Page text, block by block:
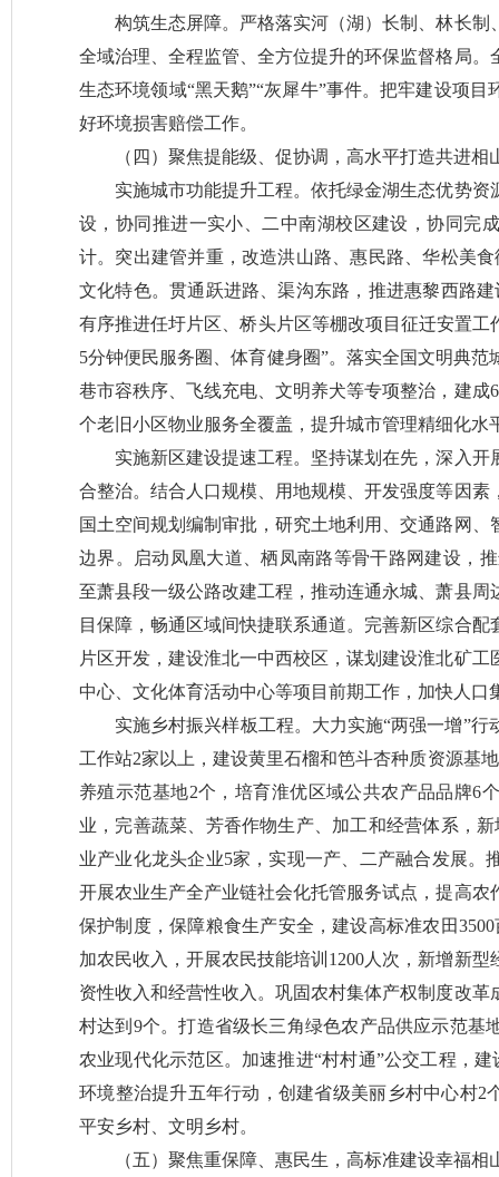
构筑生态屏障。严格落实河（湖）长制、林长
全域治理、全程监管、全方位提升的环保监督格局
生态环境领域“黑天鹅”“灰犀牛”事件。把牢建设项
好环境损害赔偿工作。
（四）聚焦提能级、促协调，高水平打造共进相
实施城市功能提升工程。依托绿金湖生态优势
设，协同推进一实小、二中南湖校区建设，协同完
计。突出建管并重，改造洪山路、惠民路、华松美
文化特色。贯通跃进路、渠沟东路，推进惠黎西路
有序推进任圩片区、桥头片区等棚改项目征迁安置
5分钟便民服务圈、体育健身圈”。落实全国文明典
巷市容秩序、飞线充电、文明养犬等专项整治，建成
个老旧小区物业服务全覆盖，提升城市管理精细化水
实施新区建设提速工程。坚持谋划在先，深入
合整治。结合人口规模、用地规模、开发强度等因
国土空间规划编制审批，研究土地利用、交通路网
边界。启动凤凰大道、栖凤南路等骨干路网建设，
至萧县段一级公路改建工程，推动连通永城、萧县
目保障，畅通区域间快捷联系通道。完善新区综合
片区开发，建设淮北一中西校区，谋划建设淮北矿
中心、文化体育活动中心等项目前期工作，加快人口
实施乡村振兴样板工程。大力实施“两强一增”
工作站2家以上，建设黄里石榴和笆斗杏种质资源基
养殖示范基地2个，培育淮优区域公共农产品品牌6
业，完善蔬菜、芳香作物生产、加工和经营体系，
业产业化龙头企业5家，实现一产、二产融合发展。
开展农业生产全产业链社会化托管服务试点，提高
保护制度，保障粮食生产安全，建设高标准农田
加农民收入，开展农民技能培训1200人次，新增新
资性收入和经营性收入。巩固农村集体产权制度改
村达到9个。打造省级长三角绿色农产品供应示范基
农业现代化示范区。加速推进“村村通”公交工程，
环境整治提升五年行动，创建省级美丽乡村中心村2
平安乡村、文明乡村。
（五）聚焦重保障、惠民生，高标准建设幸福相